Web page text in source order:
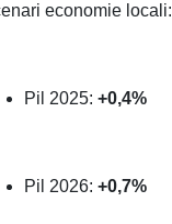
economie locali:
Pil 2025: +0,4%
Pil 2026: +0,7%